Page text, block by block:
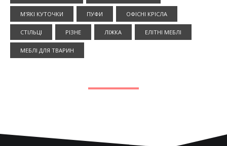
М'ЯКІ КУТОЧКИ ПУФИ ОФІСНІ КРІСЛА
СТІЛЬЦІ РІЗНЕ ЛІЖКА ЕЛІТНІ МЕБЛІ
МЕБЛІ ДЛЯ ТВАРИН